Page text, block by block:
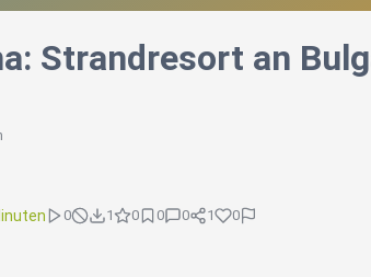
Strandresort an
0 1 0 0 0 1 0